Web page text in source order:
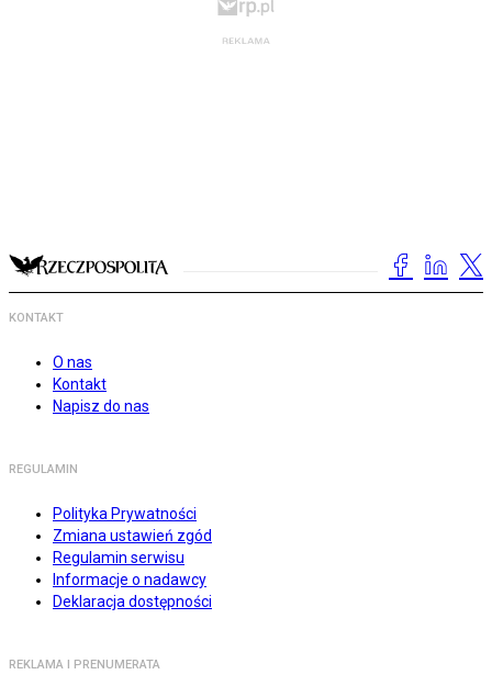
KONTAKT
O nas
Kontakt
Napisz do nas
REGULAMIN
Polityka Prywatności
Zmiana ustawień zgód
Regulamin serwisu
Informacje o nadawcy
Deklaracja dostępności
REKLAMA I PRENUMERATA